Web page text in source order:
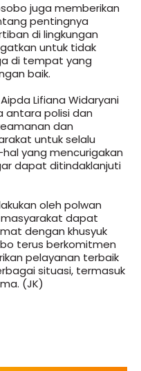
juga memberikan
pentingnya
di lingkungan
untuk tidak
di tempat yang
baik.
Lifiana Widaryani
antara polisi dan
dan
untuk selalu
yang mencurigakan
dapat ditindaklanjuti
oleh polwan
masyarakat dapat
dengan khusyuk
terus berkomitmen
pelayanan terbaik
situasi, termasuk
(JK)